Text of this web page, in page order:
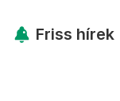
Friss hírek